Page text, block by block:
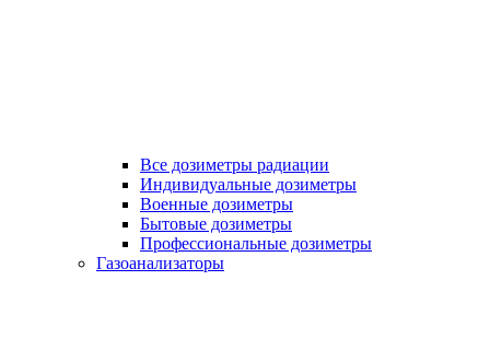
Все дозиметры радиации
Индивидуальные дозиметры
Военные дозиметры
Бытовые дозиметры
Профессиональные дозиметры
Газоанализаторы